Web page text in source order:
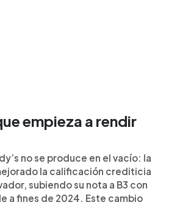
empieza a rendir
no se produce en el vacío: la
la calificación crediticia
subiendo su nota a B3 con
a fines de 2024. Este cambio